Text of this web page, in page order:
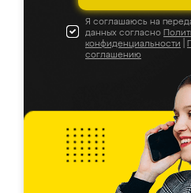
Я соглашаюсь на
данных согласно
конфиденциальности
соглашению